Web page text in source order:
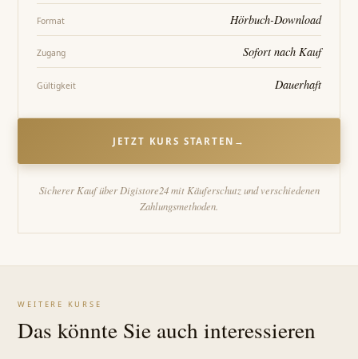
Format Hörbuch-Download
Zugang Sofort nach Kauf
Gültigkeit Dauerhaft
JETZT KURS STARTEN →
Sicherer Kauf über Digistore24 mit Käuferschutz und verschiedenen
Zahlungsmethoden.
WEITERE KURSE
Das könnte Sie auch interessieren